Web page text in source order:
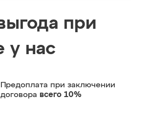
при
у нас
Предоплата при заключении
договора всего 10%